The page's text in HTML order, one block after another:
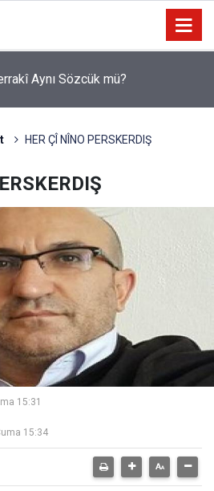
Aynı Sözcük mü?
HER ÇÎ NÎNO PERSKERDIŞ
15:31
15:34